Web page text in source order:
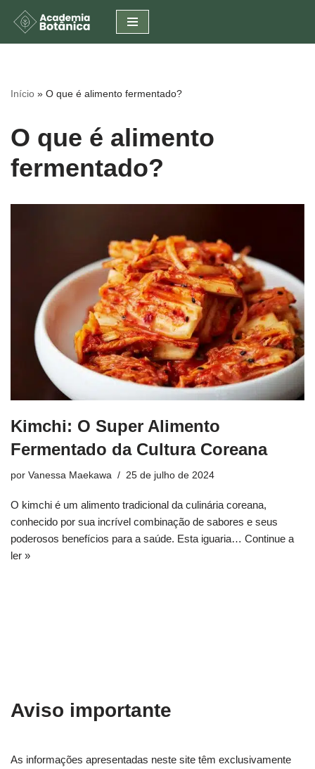
Pular
conteúdo
Início » O que é alimento fermentado?
O que é alimento
fermentado?
Kimchi: O Super Alimento
Fermentado da Cultura Coreana
por Vanessa Maekawa 25 de julho de 2024
O kimchi é um alimento tradicional da culinária coreana,
conhecido por sua incrível combinação de sabores e seus
poderosos benefícios para a saúde. Esta iguaria… Continue a
ler »
Aviso importante
As informações apresentadas neste site têm exclusivamente